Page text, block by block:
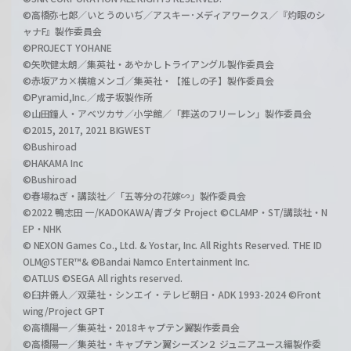
©高橋弥七郎／いとうのいぢ／アスキー･メディアワークス／『灼眼のシ
ャナF』製作委員会
©PROJECT YOHANE
©矢吹健太朗／集英社・あやかしトライアングル製作委員会
©赤坂アカ×横槍メンゴ／集英社・【推しの子】製作委員会
©Pyramid,Inc.／成子坂製作所
©山田鐘人・アベツカサ／小学館／「葬送のフリーレン」製作委員会
©2015, 2017, 2021 BIGWEST
©Bushiroad
©HAKAMA Inc
©Bushiroad
©春場ねぎ・講談社／「五等分の花嫁∽」製作委員会
©2022 鴨志田 一/KADOKAWA/青ブタ Project ©CLAMP・ST/講談社・N
EP・NHK
© NEXON Games Co., Ltd. & Yostar, Inc. All Rights Reserved. THE ID
OLM@STER™& ©Bandai Namco Entertainment Inc.
©ATLUS ©SEGA All rights reserved.
©臼井儀人／双葉社・シンエイ・テレビ朝日・ADK 1993-2024 ©Front
wing/Project GPT
©高橋陽一／集英社・2018キャプテン翼製作委員会
©高橋陽一／集英社・キャプテン翼シーズン２ ジュニアユース編製作委